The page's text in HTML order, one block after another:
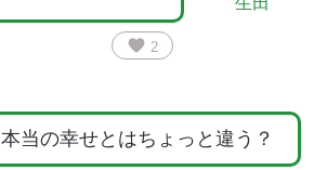
favorite 2
本当の幸せとはちょっと違う？